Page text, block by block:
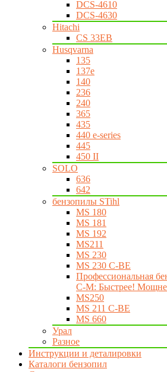
DCS-4610
DCS-4630
Hitachi
CS 33EB
Husqvarna
135
137e
140
236
240
365
435
440 e-series
445
450 II
SOLO
636
642
бензопилы STihl
MS 180
MS 181
MS 192
MS211
MS 230
MS 230 C-BE
Профессиональная
C-M: Быстрее!
MS250
MS 211 C-BE
MS 660
Урал
Разное
Инструкции и деталировки
Каталоги бензопил